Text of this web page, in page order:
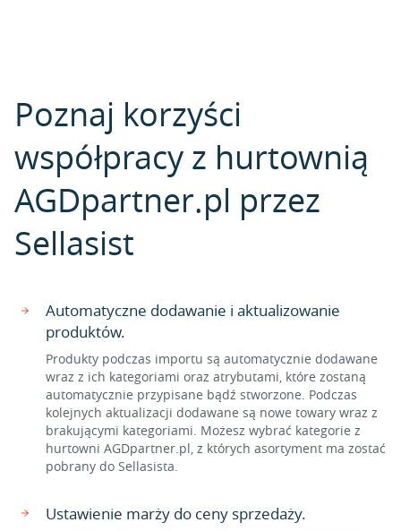
Poznaj korzyści
współpracy z hurtownią
AGDpartner.pl przez
Sellasist
Automatyczne dodawanie i aktualizowanie
produktów.
Produkty podczas importu są automatycznie dodawane
wraz z ich kategoriami oraz atrybutami, które zostaną
automatycznie przypisane bądź stworzone. Podczas
kolejnych aktualizacji dodawane są nowe towary wraz z
brakującymi kategoriami. Możesz wybrać kategorie z
hurtowni AGDpartner.pl, z których asortyment ma zostać
pobrany do Sellasista.
Ustawienie marży do ceny sprzedaży.